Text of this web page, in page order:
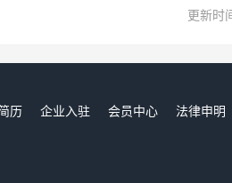
更新时
历 企业入驻 会员中心
法律申明